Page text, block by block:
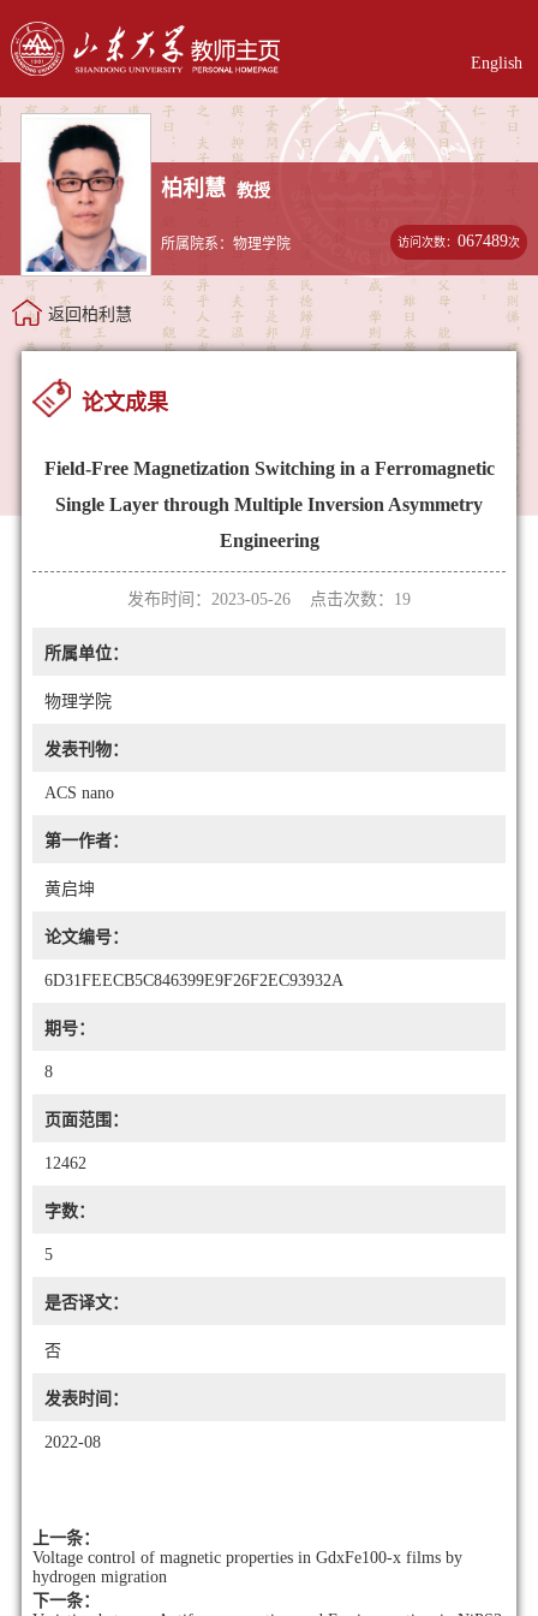
English
柏利慧 教授
所属院系：物理学院 访问次数：067489次
返回柏利慧
论文成果
Field-Free Magnetization Switching in a Ferromagnetic
Single Layer through Multiple Inversion Asymmetry
Engineering
发布时间：2023-05-26 点击次数： 19
所属单位：
物理学院
发表刊物：
ACS nano
第一作者：
黄启坤
论文编号：
6D31FEECB5C846399E9F26F2EC93932A
期号：
8
页面范围：
12462
字数：
5
是否译文：
否
发表时间：
2022-08
上一条：
Voltage control of magnetic properties in GdxFe100-x films by
hydrogen migration
下一条：